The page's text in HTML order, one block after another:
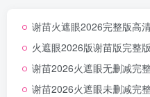
谢苗火遮眼2026完整版高
火遮眼2026版谢苗版完整
谢苗2026火遮眼无删减完
谢苗2026火遮眼未删减完